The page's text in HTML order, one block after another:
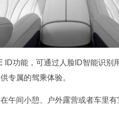
ID功能，可通过人脸ID智能识别
专属的驾乘体验。
午间小憩、户外露营或者车里